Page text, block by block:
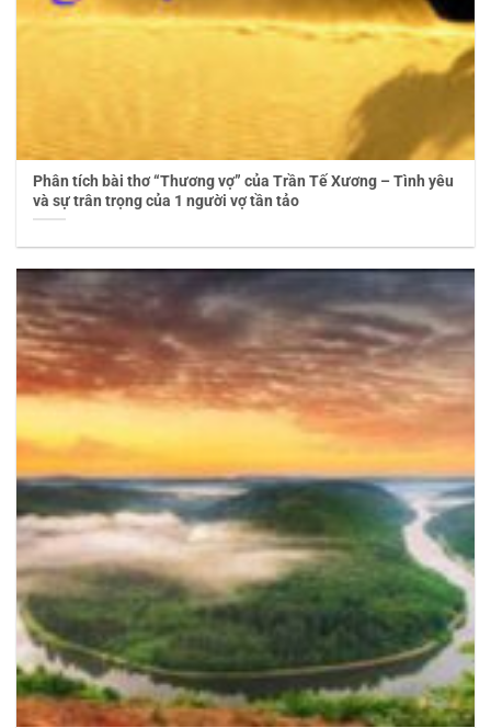
Phân tích bài thơ “Thương vợ” của Trần Tế Xương – Tình yêu
và sự trân trọng của 1 người vợ tần tảo